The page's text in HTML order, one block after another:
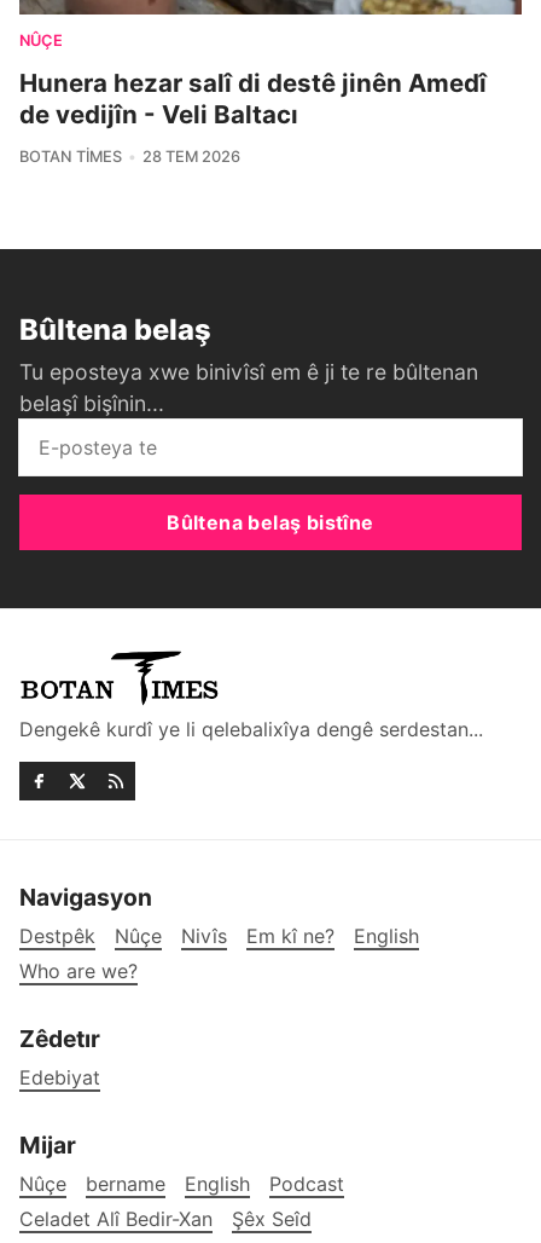
NÛÇE
Hunera hezar salî di destê jinên Amedî
de vedijîn - Veli Baltacı
BOTAN TIMES 28 TEM 2026
Bûltena belaş
Tu eposteya xwe binivîsî em ê ji te re bûltenan
belaşî bişînin...
Bûltena belaş bistîne
Dengekê kurdî ye li qelebalixîya dengê serdestan...
Navigasyon
Destpêk Nûçe Nivîs Em kî ne?
English
Who are we?
Zêdetır
Edebiyat
Mijar
Nûçe bername English
Podcast
Celadet Alî Bedir-Xan
Şêx Seîd